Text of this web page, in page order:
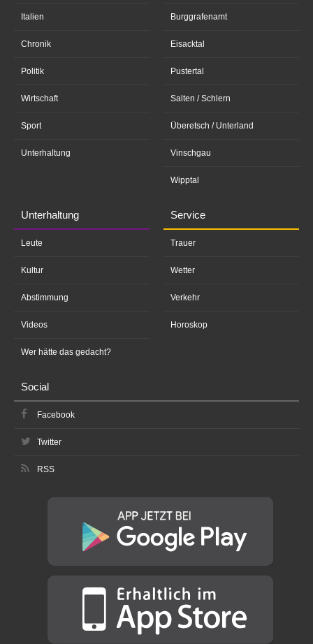
Italien
Chronik
Politik
Wirtschaft
Sport
Unterhaltung
Burggrafenamt
Eisacktal
Pustertal
Salten / Schlern
Überetsch / Unterland
Vinschgau
Wipptal
Unterhaltung
Leute
Kultur
Abstimmung
Videos
Wer hätte das gedacht?
Service
Trauer
Wetter
Verkehr
Horoskop
Social
Facebook
Twitter
RSS